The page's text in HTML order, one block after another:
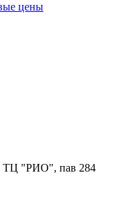
цены
ТЦ "РИО", пав 284